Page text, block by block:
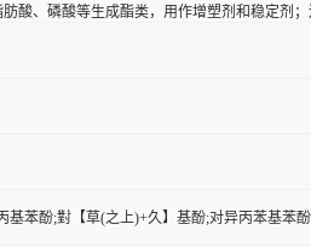
、磷酸等生成酯类，用作增塑剂和稳定剂；
基苯酚;對【草(之上)+久】基酚;对异丙苯基苯